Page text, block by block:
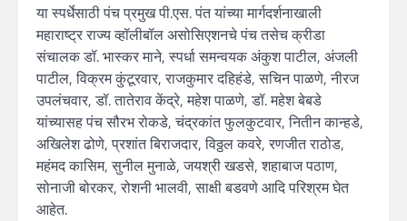
या स्पर्धेसाठी पंच प्रमुख पी.एस. पंत यांच्या मार्गदर्शनाखाली
महाराष्ट्र राज्य व्हॉलीबॉल असोसिएशनचे पंच तसेच क्रीडा
संचालक डॉ. भास्कर माने, स्पर्धा समन्वयक अंकुश पाटील, अंजली
पाटील, विक्रम कुंटूरवार, राजकुमार दहिहंडे, सचिन पाळणे, नीरज
उपलंचवार, डॉ. तातेराव केंद्रे, महेश पाळणे, डॉ. महेश बेबडे
यांच्यासह पंच सौरभ रोकडे, चंद्रकांत फुलकुटवार, नितीन कान्हडे,
अखिलेश ढोणे, प्रशांत बिराजदार, विठ्ठल कवरे, रणजीत राठोड,
महंमद कासिम, सुनील मुनाळे, जयश्री खडसे, शहाबाज पठाण,
सोनाजी बोरकर, रोशनी भालवी, साक्षी बडवणे आदि परिश्रम घेत
आहेत.